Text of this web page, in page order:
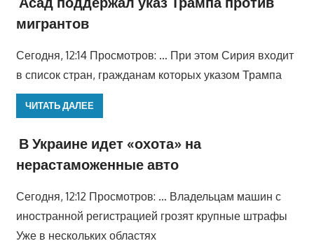
мигрантов
Сегодня, 12:14 Просмотров: … При этом Сирия входит
в список стран, гражданам которых указом Трампа
ЧИТАТЬ ДАЛЕЕ
В Украине идет «охота» на
нерастаможенные авто
Сегодня, 12:12 Просмотров: … Владельцам машин с
иностранной регистрацией грозят крупные штрафы
Уже в нескольких областях